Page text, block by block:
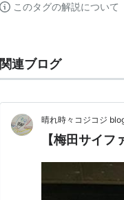
このタグの解説について
関連ブログ
晴れ時々コジコジ
【梅田サイ